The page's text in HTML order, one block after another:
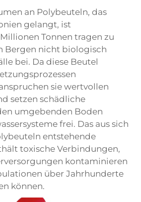
an Polybeuteln, das
gelangt, ist
Tonnen tragen zu
Bergen nicht biologisch
bei. Da diese Beutel
sie wertvollen
setzen schädliche
umgebenden Boden
frei. Das aus sich
entstehende
toxische Verbindungen,
kontaminieren
über Jahrhunderte
können.